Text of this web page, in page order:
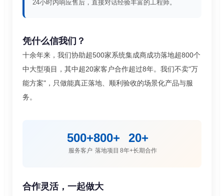
24小时内响应售后，直接对话经验丰富的工程师。
凭什么信我们？
十余年来，我们协助超500家系统集成商成功落地超800个
中大型项目，其中超20家客户合作超过8年。我们不卖"万
能方案"，只做能真正落地、顺利验收的场景化产品与服
务。
500+
服务客户
800+
落地项目
20+
8年+长期合作
合作灵活，一起做大